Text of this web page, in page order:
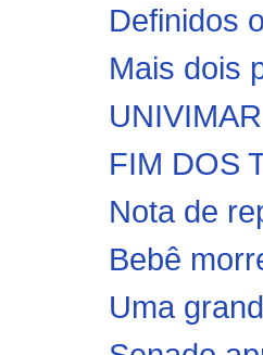
Definidos
Mais dois
FIM DOS
Nota de
Bebê
Uma